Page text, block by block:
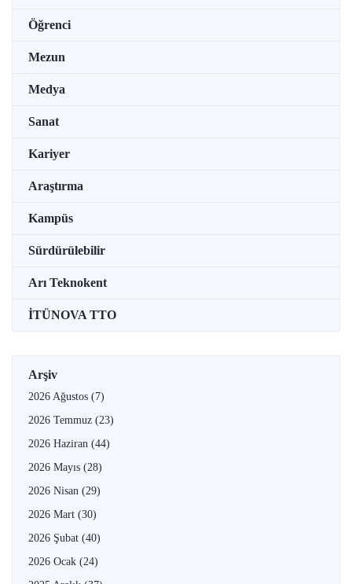
Öğrenci
Mezun
Medya
Sanat
Kariyer
Araştırma
Kampüs
Sürdürülebilir
Arı Teknokent
İTÜNOVA TTO
Arşiv
2026 Ağustos (7)
2026 Temmuz (23)
2026 Haziran (44)
2026 Mayıs (28)
2026 Nisan (29)
2026 Mart (30)
2026 Şubat (40)
2026 Ocak (24)